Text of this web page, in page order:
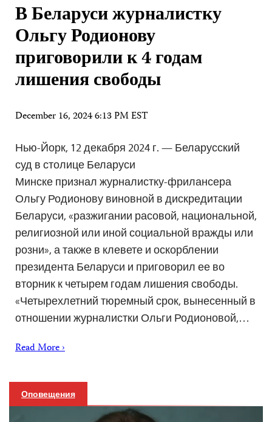
В Беларуси журналистку
Ольгу Родионову
приговорили к 4 годам
лишения свободы
December 16, 2024 6:13 PM EST
Нью-Йорк, 12 декабря 2024 г. — Беларусский
суд в столице Беларуси
Минске признал журналистку-фрилансера
Ольгу Родионову виновной в дискредитации
Беларуси, «разжигании расовой, национальной,
религиозной или иной социальной вражды или
розни», а также в клевете и оскорблении
президента Беларуси и приговорил ее во
вторник к четырем годам лишения свободы.
«Четырехлетний тюремный срок, вынесенный в
отношении журналистки Ольги Родионовой,…
Read More ›
Оповещения